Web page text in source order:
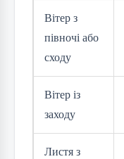
Вітер з
півночі або
сходу
Вітер із
заходу
Листя з